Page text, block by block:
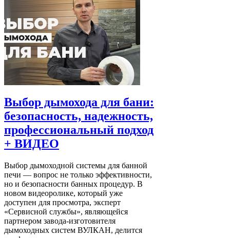
Выбор дымохода для бани:
безопасность, надежность,
профессиональный подход
+ ВИДЕО
Выбор дымоходной системы для банной
печи — вопрос не только эффективности,
но и безопасности банных процедур. В
новом видеоролике, который уже
доступен для просмотра, эксперт
«Сервисной службы», являющейся
партнером завода-изготовителя
дымоходных систем ВУЛКАН, делится